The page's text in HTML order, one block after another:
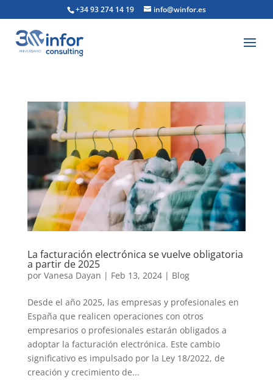
+34 93 274 14 19 info@winfor.es
La facturación electrónica se vuelve obligatoria
a partir de 2025
por Vanesa Dayan | Feb 13, 2024| Blog
Desde el año 2025, las empresas y profesionales en
España que realicen operaciones con otros
empresarios o profesionales estarán obligados a
adoptar la facturación electrónica. Este cambio
significativo es impulsado por la Ley 18/2022, de
creación y crecimiento de...